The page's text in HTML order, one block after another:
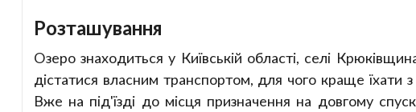
Розташування
Озеро знаходиться у Київській області, селі
дістатися власним транспортом, для чого краще їхати
Вже на під'їзді до місця призначення на довгому